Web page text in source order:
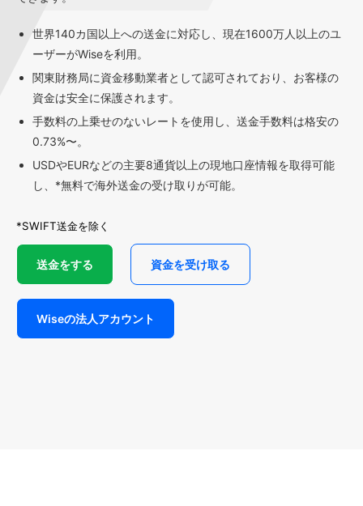
世界140カ国以上への送金に対応し、現在1600万人以上のユ
ーザーがWiseを利用。
関東財務局に資金移動業者として認可されており、お客様の
資金は安全に保護されます。
手数料の上乗せのないレートを使用し、送金手数料は格安の
0.73%〜。
USDやEURなどの主要8通貨以上の現地口座情報を取得可能
し、*無料で海外送金の受け取りが可能。
*SWIFT送金を除く
送金をする 資金を受け取る
Wiseの法人アカウント